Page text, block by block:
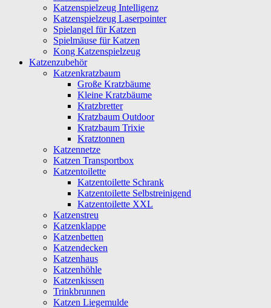
Katzenspielzeug Intelligenz
Katzenspielzeug Laserpointer
Spielangel für Katzen
Spielmäuse für Katzen
Kong Katzenspielzeug
Katzenzubehör
Katzenkratzbaum
Große Kratzbäume
Kleine Kratzbäume
Kratzbretter
Kratzbaum Outdoor
Kratzbaum Trixie
Kratztonnen
Katzennetze
Katzen Transportbox
Katzentoilette
Katzentoilette Schrank
Katzentoilette Selbstreinigend
Katzentoilette XXL
Katzenstreu
Katzenklappe
Katzenbetten
Katzendecken
Katzenhaus
Katzenhöhle
Katzenkissen
Trinkbrunnen
Katzen Liegemulde